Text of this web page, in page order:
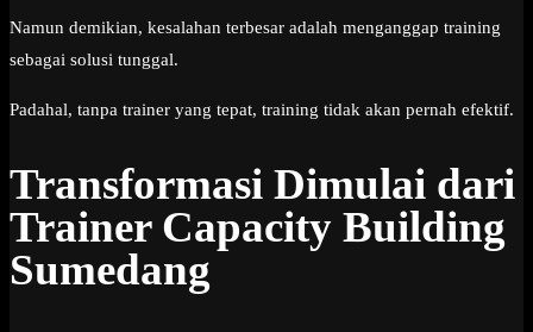
Namun demikian, kesalahan terbesar adalah menganggap training
sebagai solusi tunggal.
Padahal, tanpa trainer yang tepat, training tidak akan pernah efektif.
Transformasi Dimulai dari
Trainer Capacity Building
Sumedang